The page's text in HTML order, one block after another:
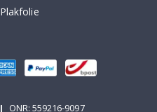
Plakfolie
|
ONR: 559216-9097